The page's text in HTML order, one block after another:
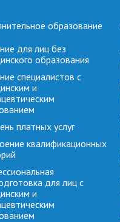
образование
для лиц без
образования
специалистов с
и
платных услуг
квалификационных
для лиц с
и